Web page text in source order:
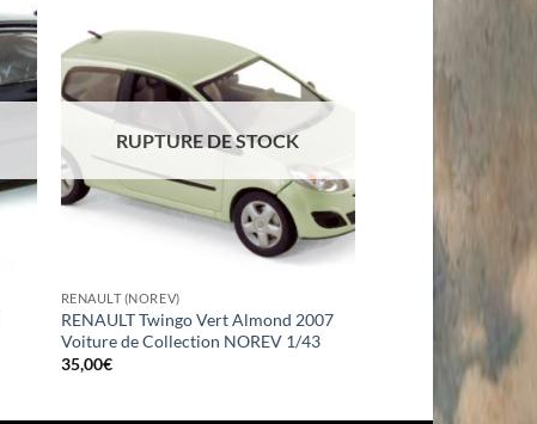
RUPTURE DE STOCK
RENAULT (NOREV)
RENAULT Twingo Vert Almond 2007
Voiture de Collection NOREV 1/43
35,00€